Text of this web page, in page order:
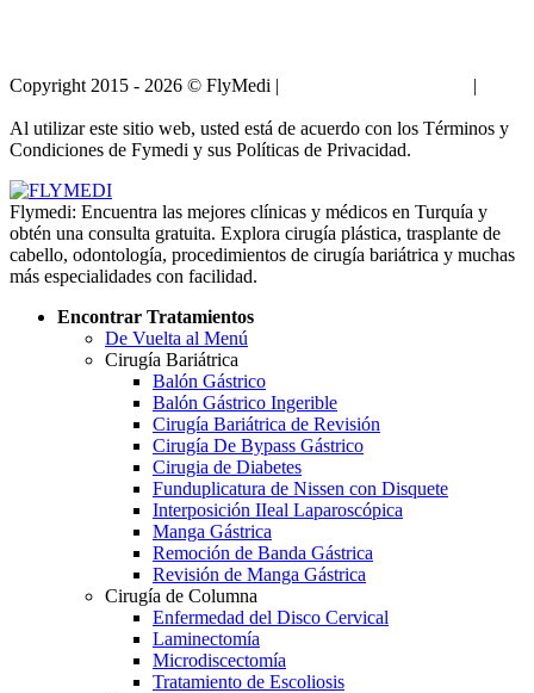
Copyright 2015 - 2026 © FlyMedi |
|
Al utilizar este sitio web, usted está de acuerdo con los Términos y
Condiciones de Fymedi y sus Políticas de Privacidad.
Flymedi: Encuentra las mejores clínicas y médicos en Turquía y
obtén una consulta gratuita. Explora cirugía plástica, trasplante de
cabello, odontología, procedimientos de cirugía bariátrica y muchas
más especialidades con facilidad.
Encontrar Tratamientos
De Vuelta al Menú
Cirugía Bariátrica
Balón Gástrico
Balón Gástrico Ingerible
Cirugía Bariátrica de Revisión
Cirugía De Bypass Gástrico
Cirugia de Diabetes
Funduplicatura de Nissen con Disquete
Interposición IIeal Laparoscópica
Manga Gástrica
Remoción de Banda Gástrica
Revisión de Manga Gástrica
Cirugía de Columna
Enfermedad del Disco Cervical
Laminectomía
Microdiscectomía
Tratamiento de Escoliosis